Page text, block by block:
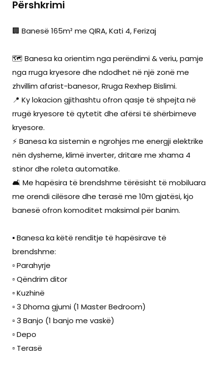
Përshkrimi
🏢 Banesë 165m² me QIRA, Kati 4, Ferizaj
🗺️ Banesa ka orientim nga perëndimi & veriu, pamje
nga rruga kryesore dhe ndodhet në një zonë me
zhvillim afarist-banesor, Rruga Rexhep Bislimi.
📍 Ky lokacion gjithashtu ofron qasje të shpejta në
rrugë kryesore të qytetit dhe afërsi të shërbimeve
kryesore.
⚡ Banesa ka sistemin e ngrohjes me energji elektrike
nën dysheme, klimë inverter, dritare me xhama 4
stinor dhe roleta automatike.
🛋️ Me hapësira të brendshme tërësisht të mobiluara
me orendi cilësore dhe terasë me 10m gjatësi, kjo
banesë ofron komoditet maksimal për banim.
▪️ Banesa ka këtë renditje të hapësirave të
brendshme:
▫️ Parahyrje
▫️ Qëndrim ditor
▫️ Kuzhinë
▫️ 3 Dhoma gjumi (1 Master Bedroom)
▫️ 3 Banjo (1 banjo me vaskë)
▫️ Depo
▫️ Terasë